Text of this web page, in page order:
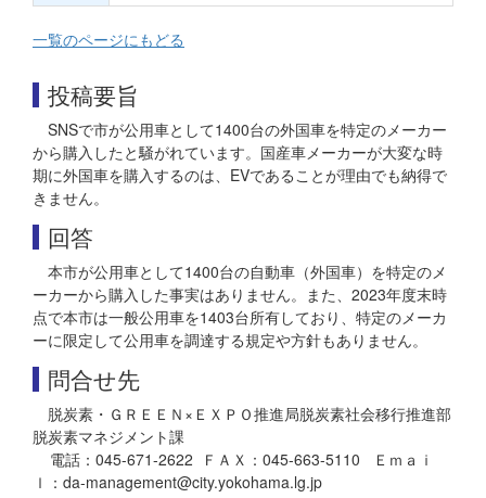
一覧のページにもどる
投稿要旨
SNSで市が公用車として1400台の外国車を特定のメーカー
から購入したと騒がれています。国産車メーカーが大変な時
期に外国車を購入するのは、EVであることが理由でも納得で
きません。
回答
本市が公用車として1400台の自動車（外国車）を特定のメ
ーカーから購入した事実はありません。また、2023年度末時
点で本市は一般公用車を1403台所有しており、特定のメーカ
ーに限定して公用車を調達する規定や方針もありません。
問合せ先
脱炭素・ＧＲＥＥＮ×ＥＸＰＯ推進局脱炭素社会移行推進部
脱炭素マネジメント課
電話：045-671-2622 ＦＡＸ：045-663-5110 Ｅｍａｉ
ｌ：da-management@city.yokohama.lg.jp